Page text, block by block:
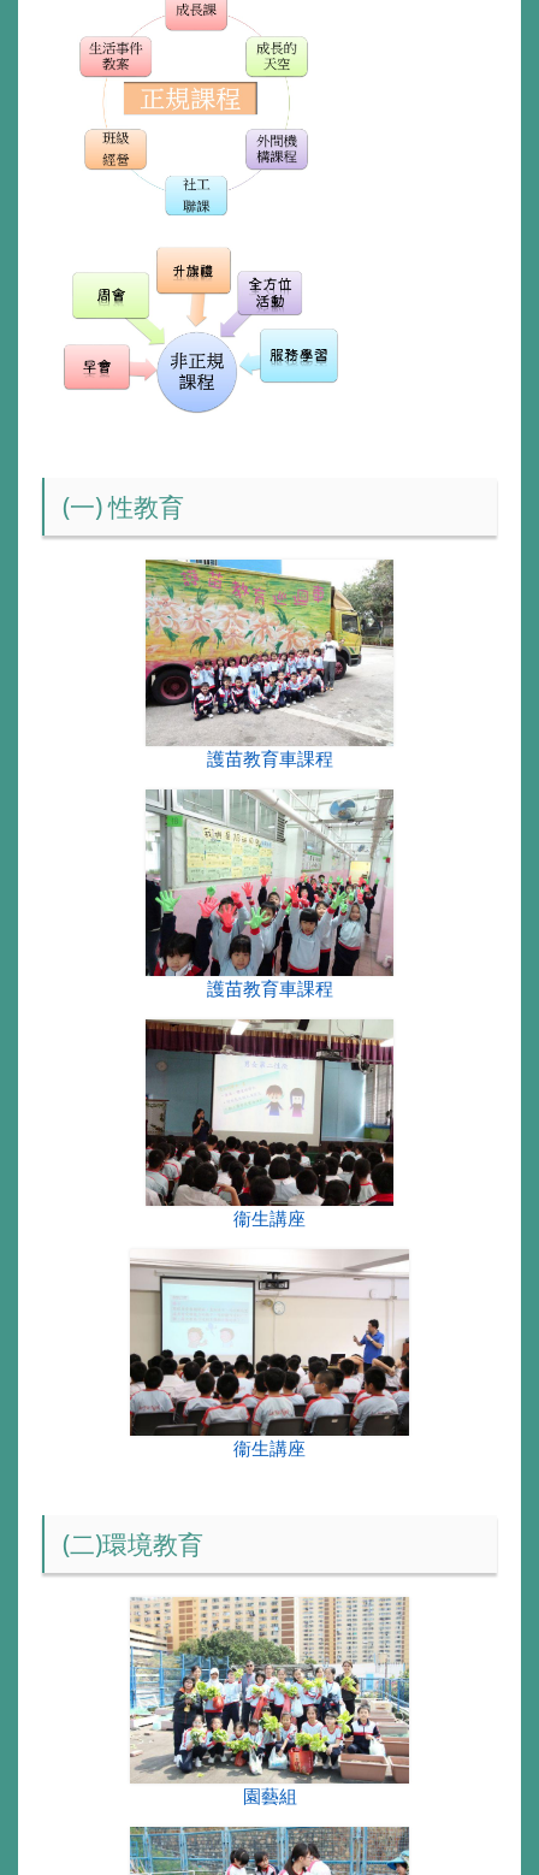
(一) 性教育
護苗教育車課程
護苗教育車課程
衞生講座
衞生講座
(二)環境教育
園藝組